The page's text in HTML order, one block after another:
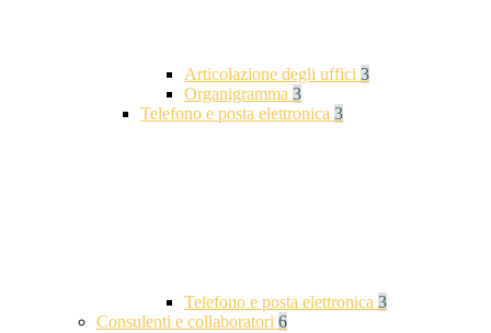
Articolazione degli uffici 3
Organigramma 3
Telefono e posta elettronica 3
Telefono e posta elettronica 3
Consulenti e collaboratori 6